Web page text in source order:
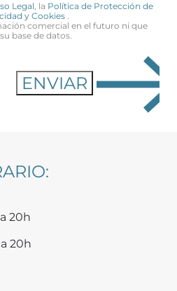
Legal, la Política de Protección de
y Cookies .
comercial en el futuro ni que
base de datos.
20h
20h